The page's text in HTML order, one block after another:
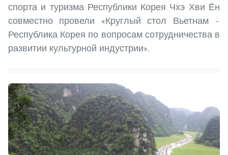
спорта и туризма Республики Корея Чхэ Хви Ён
совместно провели «Круглый стол Вьетнам –
Республика Корея по вопросам сотрудничества в
развитии культурной индустрии».